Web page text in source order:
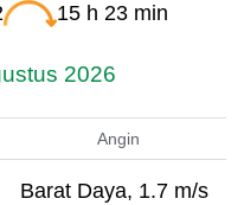
15 h 23 min
2026
Angin
Barat Daya, 1.7 m/s